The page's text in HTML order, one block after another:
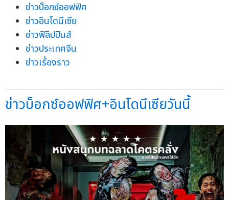
ข่าวบ็อกซ์ออฟฟิศ
ข่าวอินโดนีเซีย
ข่าวฟิลิปปินส์
ข่าวประเทศจีน
ข่าวเรื่องราว
ข่าวบ็อกซ์ออฟฟิศ+อินโดนีเซียวันนี้